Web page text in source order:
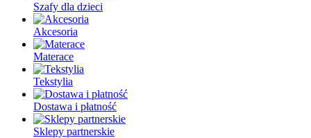
Szafy dla dzieci
Akcesoria
Materace
Tekstylia
Dostawa i płatność
Sklepy partnerskie